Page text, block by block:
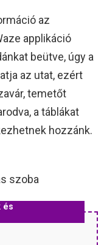
az
applikáció
beütve, úgy a
az utat, ezért
temetőt
a táblákat
hozzánk.
szoba
és